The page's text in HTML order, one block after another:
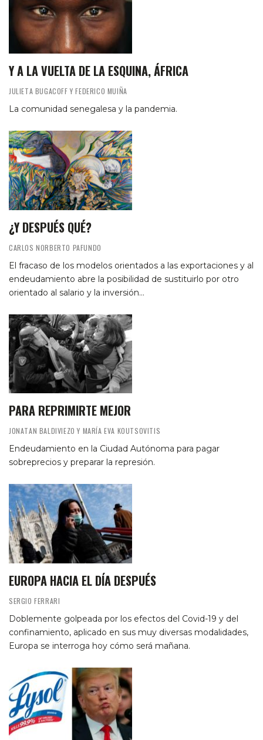
Y A LA VUELTA DE LA ESQUINA, ÁFRICA
JULIETA BUGACOFF Y FEDERICO MUIÑA
La comunidad senegalesa y la pandemia.
¿Y DESPUÉS QUÉ?
CARLOS NORBERTO PAFUNDO
El fracaso de los modelos orientados a las exportaciones y al
endeudamiento abre la posibilidad de sustituirlo por otro
orientado al salario y la inversión…
PARA REPRIMIRTE MEJOR
JONATAN BALDIVIEZO Y MARÍA EVA KOUTSOVITIS
Endeudamiento en la Ciudad Autónoma para pagar
sobreprecios y preparar la represión.
EUROPA HACIA EL DÍA DESPUÉS
SERGIO FERRARI
Doblemente golpeada por los efectos del Covid-19 y del
confinamiento, aplicado en sus muy diversas modalidades,
Europa se interroga hoy cómo será mañana.